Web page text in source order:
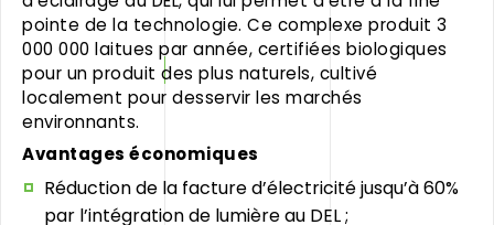
pointe de la technologie. Ce complexe produit 3
000 000 laitues par année, certifiées biologiques
pour un produit des plus naturels, cultivé
localement pour desservir les marchés
environnants.
Avantages économiques
Réduction de la facture d’électricité jusqu’à 60%
par l’intégration de lumière au DEL ;